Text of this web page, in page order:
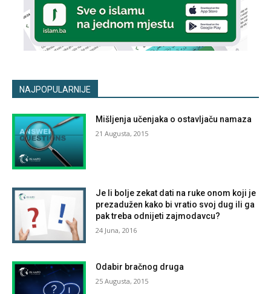
NAJPOPULARNIJE
Mišljenja učenjaka o ostavljaču namaza
21 Augusta, 2015
Je li bolje zekat dati na ruke onom koji je
prezadužen kako bi vratio svoj dug ili ga
pak treba odnijeti zajmodavcu?
24 Juna, 2016
Odabir bračnog druga
25 Augusta, 2015